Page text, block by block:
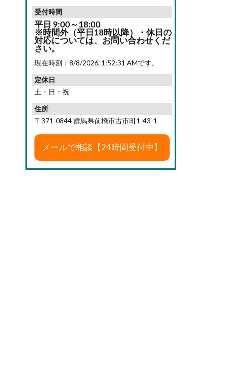
受付時間
平日 9:00～18:00
※時間外（平日18時以降）・休日の
対応については、お問い合わせくだ
さい。
現在時刻： 8/8/2026, 1:52:33 AMです。
定休日
土・日・祝
住所
〒371-0844 群馬県前橋市古市町1-43-1